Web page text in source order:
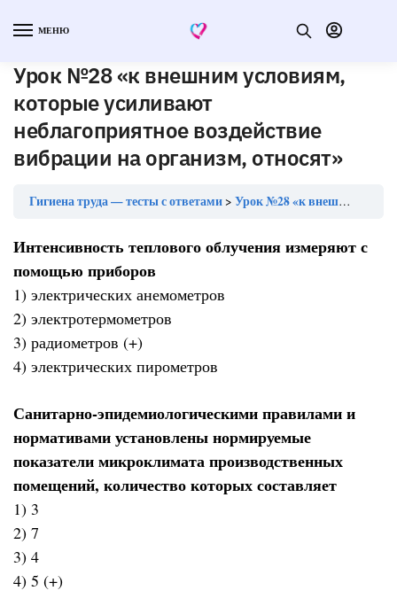
МЕНЮ
Урок №28 «к внешним условиям,
которые усиливают
неблагоприятное воздействие
вибрации на организм, относят»
Гигиена труда — тесты с ответами Урок №28 «к внешним условиям, которые усиливают неблагоприятное воздействие вибрации на организм, относят»
Интенсивность теплового облучения измеряют с
помощью приборов
1) электрических анемометров
2) электротермометров
3) радиометров (+)
4) электрических пирометров
Санитарно-эпидемиологическими правилами и
нормативами установлены нормируемые
показатели микроклимата производственных
помещений, количество которых составляет
1) 3
2) 7
3) 4
4) 5 (+)